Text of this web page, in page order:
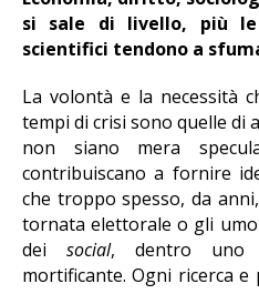
si sale di livello, più
scientifici tendono a
La volontà e la necessità
tempi di crisi sono quelle di
non siano mera
contribuiscano a fornire
che troppo spesso, da
tornata elettorale o gli
dei social, dentro uno
mortificante. Ogni ricerca